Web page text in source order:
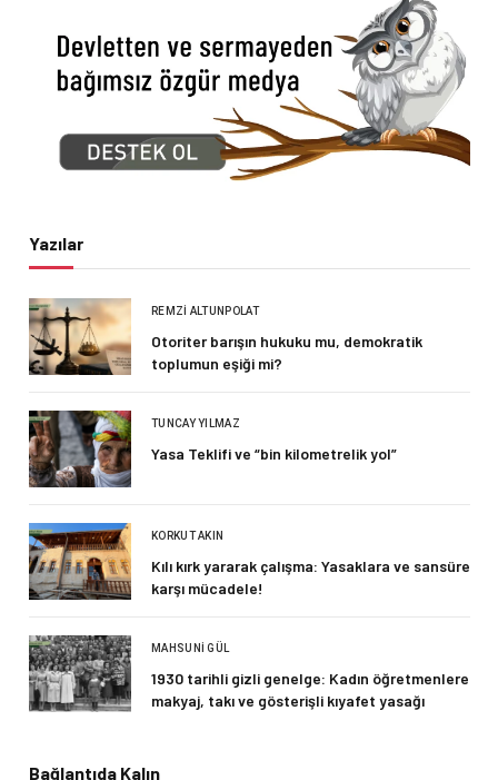
Yazılar
REMZI ALTUNPOLAT
Otoriter barışın hukuku mu, demokratik
toplumun eşiği mi?
TUNCAY YILMAZ
Yasa Teklifi ve “bin kilometrelik yol”
KORKUT AKIN
Kılı kırk yararak çalışma: Yasaklara ve sansüre
karşı mücadele!
MAHSUNI GÜL
1930 tarihli gizli genelge: Kadın öğretmenlere
makyaj, takı ve gösterişli kıyafet yasağı
Bağlantıda Kalın